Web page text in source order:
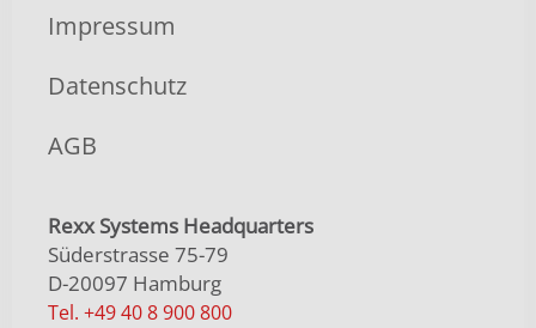
Impressum
Datenschutz
AGB
Rexx Systems Headquarters
Süderstrasse 75-79
D-20097 Hamburg
Tel. +49 40 8 900 800